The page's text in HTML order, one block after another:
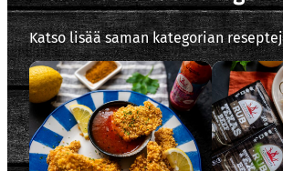
Katso lisää saman kategorian